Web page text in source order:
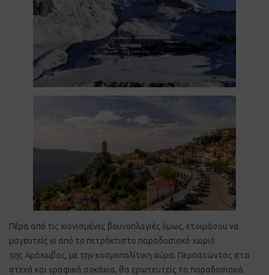
Πέρα από τις χιονισμένες βουνοπλαγιές όμως, ετοιμάσου να
μαγευτείς κι από το πετρόκτιστο παραδοσιακό χωριό
της Αράχωβας, με την κοσμοπολίτικη αύρα. Περπατώντας στα
στενά και γραφικά σοκάκια, θα ερωτευτείς τα παραδοσιακά